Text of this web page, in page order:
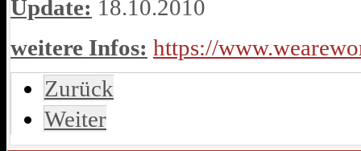
Update: 18.10.2010
weitere Infos: https://
Zurück
Weiter